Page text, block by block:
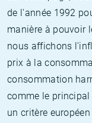
de l'année 1992
manière à pouvoir
nous affichons
prix à la
consommation
comme le
un critère